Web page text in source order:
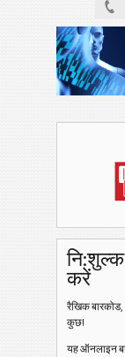
करें
रैखिक बारकोड,
कुछ!
यह ऑनलाइन